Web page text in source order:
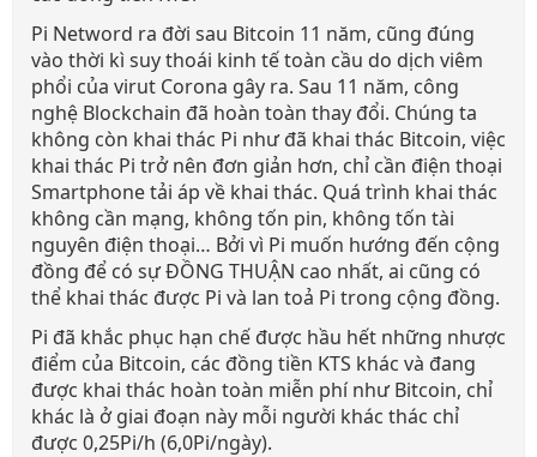
Pi Netword ra đời sau Bitcoin 11 năm, cũng đúng
vào thời kì suy thoái kinh tế toàn cầu do dịch viêm
phổi của virut Corona gây ra. Sau 11 năm, công
nghệ Blockchain đã hoàn toàn thay đổi. Chúng ta
không còn khai thác Pi như đã khai thác Bitcoin, việc
khai thác Pi trở nên đơn giản hơn, chỉ cần điện thoại
Smartphone tải áp về khai thác. Quá trình khai thác
không cần mạng, không tốn pin, không tốn tài
nguyên điện thoại… Bởi vì Pi muốn hướng đến cộng
đồng để có sự ĐỒNG THUẬN cao nhất, ai cũng có
thể khai thác được Pi và lan toả Pi trong cộng đồng.
Pi đã khắc phục hạn chế được hầu hết những nhược
điểm của Bitcoin, các đồng tiền KTS khác và đang
được khai thác hoàn toàn miễn phí như Bitcoin, chỉ
khác là ở giai đoạn này mỗi người khác thác chỉ
được 0,25Pi/h (6,0Pi/ngày).